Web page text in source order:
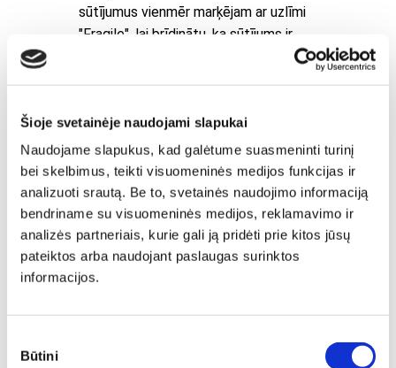
Šioje svetainėje naudojami slapukai
Naudojame slapukus, kad galėtume suasmeninti turinį
bei skelbimus, teikti visuomeninės medijos funkcijas ir
analizuoti srautą. Be to, svetainės naudojimo informaciją
bendriname su visuomeninės medijos, reklamavimo ir
analizės partneriais, kurie gali ją pridėti prie kitos jūsų
pateiktos arba naudojant paslaugas surinktos
informacijos.
pasirinkimas
Būtini
sūtījumus vienmēr marķējam ar uzlīmi
"Fragile", lai brīdinātu, ka sūtījums ir
trausls, un nodrošinātu lielāku drošību.